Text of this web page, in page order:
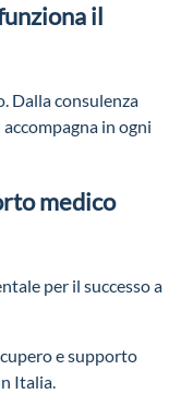
il
Dalla consulenza
in ogni
medico
per il successo a
e supporto
Italia.